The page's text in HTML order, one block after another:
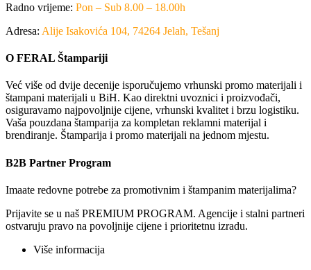
Radno vrijeme: Pon – Sub 8.00 – 18.00h
Adresa: Alije Isakovića 104, 74264 Jelah, Tešanj
O FERAL Štampariji
Već više od dvije decenije isporučujemo vrhunski promo materijali i
štampani materijali u BiH. Kao direktni uvoznici i proizvođači,
osiguravamo najpovoljnije cijene, vrhunski kvalitet i brzu logistiku.
Vaša pouzdana štamparija za kompletan reklamni materijal i
brendiranje. Štamparija i promo materijali na jednom mjestu.
B2B Partner Program
Imaate redovne potrebe za promotivnim i štampanim materijalima?
Prijavite se u naš PREMIUM PROGRAM. Agencije i stalni partneri
ostvaruju pravo na povoljnije cijene i prioritetnu izradu.
Više informacija